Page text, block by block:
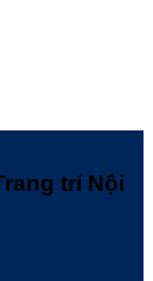
trí Nội